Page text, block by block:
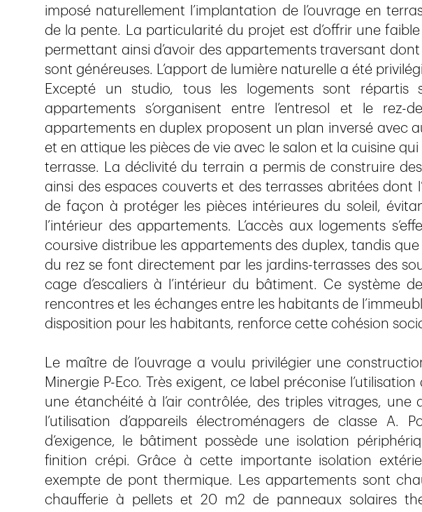
imposé naturellement l’implantation de l’ouvrage en
de la pente. La particularité du projet est d’offrir une
permettant ainsi d’avoir des appartements traversant
sont généreuses. L’apport de lumière naturelle a été
Excepté un studio, tous les logements sont répartis
appartements s’organisent entre l’entresol et le rez-
appartements en duplex proposent un plan inversé avec
et en attique les pièces de vie avec le salon et la cuisine
terrasse. La déclivité du terrain a permis de construire
ainsi des espaces couverts et des terrasses abritées dont
de façon à protéger les pièces intérieures du soleil,
l’intérieur des appartements. L’accès aux logements
coursive distribue les appartements des duplex, tandis
du rez se font directement par les jardins-terrasses des
cage d’escaliers à l’intérieur du bâtiment. Ce système
rencontres et les échanges entre les habitants de
disposition pour les habitants, renforce cette cohésion
Le maître de l’ouvrage a voulu privilégier une
Minergie P-Eco. Très exigent, ce label préconise l’utilisation
une étanchéité à l’air contrôlée, des triples vitrages, une
l’utilisation d’appareils électroménagers de classe A.
d’exigence, le bâtiment possède une isolation
finition crépi. Grâce à cette importante isolation
exempte de pont thermique. Les appartements sont
chaufferie à pellets et 20 m2 de panneaux solaires